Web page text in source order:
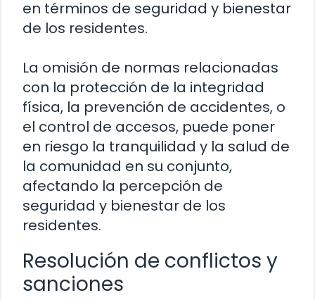
en términos de seguridad y bienestar
de los residentes.
La omisión de normas relacionadas
con la protección de la integridad
física, la prevención de accidentes, o
el control de accesos, puede poner
en riesgo la tranquilidad y la salud de
la comunidad en su conjunto,
afectando la percepción de
seguridad y bienestar de los
residentes.
Resolución de conflictos y
sanciones